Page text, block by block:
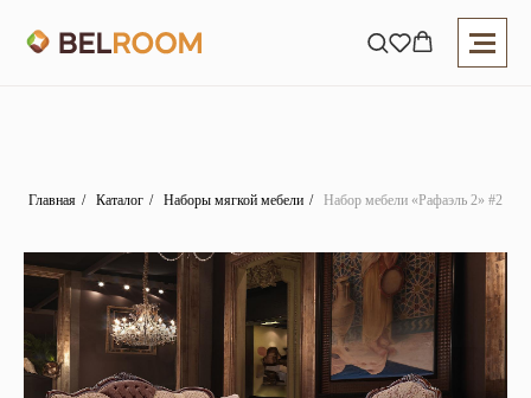
Главная / Каталог / Наборы мягкой мебели / Набор мебели «Рафаэль 2» #2